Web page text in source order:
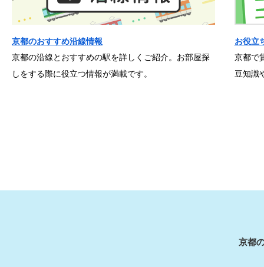
京都のおすすめ沿線情報
京都の沿線とおすすめの駅を詳しくご紹介。お部屋探
しをする際に役立つ情報が満載です。
お役立
京都で
豆知識
京都